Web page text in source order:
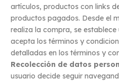
artículos, productos con links
productos pagados. Desde el
realiza la compra, se
acepta los términos y
detalladas en los términos y
Recolección de datos
usuario decide seguir